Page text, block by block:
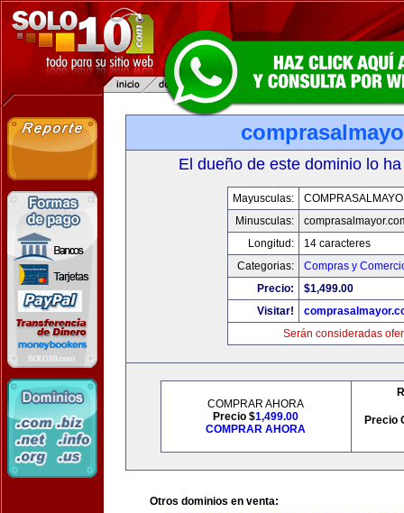
El dueño de este dominio lo
Mayusculas:
Minusculas:
Longitud:
14 caracteres
Categorias:
Compras y
Precio:
$1,499.00
Visitar!
Serán consideradas
COMPRAR AHORA
Precio $1,499.00
COMPRAR AHORA
Precio
Otros dominios en venta: